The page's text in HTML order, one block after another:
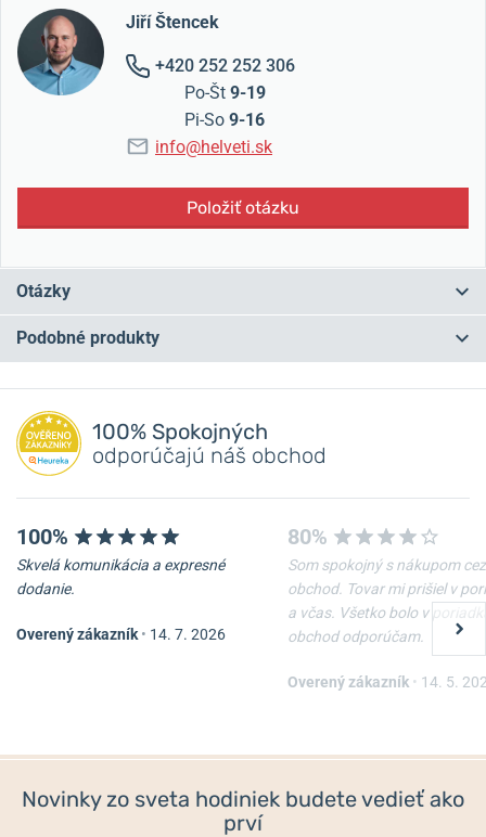
Jiří Štencek
+420 252 252 306
Po-Št 9-19
Pi-So 9-16
info@helveti.sk
Položiť otázku
Otázky
Máte otázku? Zanechajte nám komentár
Pridať dotaz
Podobné produkty
Puzdro hodiniek Helveti
Kožené cestovné puzdro
100% Spokojných
odporúčajú náš obchod
100%
Skvelá komunikácia a expresné
dodanie.
Overený zákazník • 14. 7. 2026
80%
Som spokojný s nákupom cez
obchod. Tovar mi prišiel v
a včas. Všetko bolo v
obchod odporúčam.
Overený zákazník • 14. 5.
Novinky zo sveta hodiniek budete vedieť ako
prví